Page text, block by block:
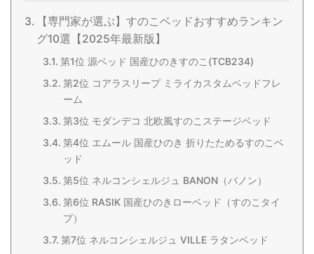
【専門家が選ぶ】すのこベッドおすすめランキン
グ10選【2025年最新版】
第1位 源ベッド 国産ひのきすのこ(TCB234)
第2位 コアラスリープ ミライカスタムベッドフレ
ーム
第3位 モダンデコ 北欧風すのこステージベッド
第4位 エムール 国産ひのき 折りたためるすのこベ
ッド
第5位 ネルコンシェルジュ BANON（バノン）
第6位 RASIK 国産ひのきローベッド（すのこタイ
プ）
第7位 ネルコンシェルジュ VILLE ラタンベッド